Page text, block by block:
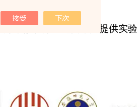
维修服务。免费用户提供实